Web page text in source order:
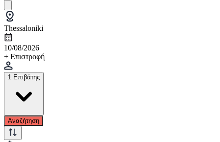
Thessaloniki
10/08/2026
+ Επιστροφή
1 Επιβάτης
Αναζήτηση